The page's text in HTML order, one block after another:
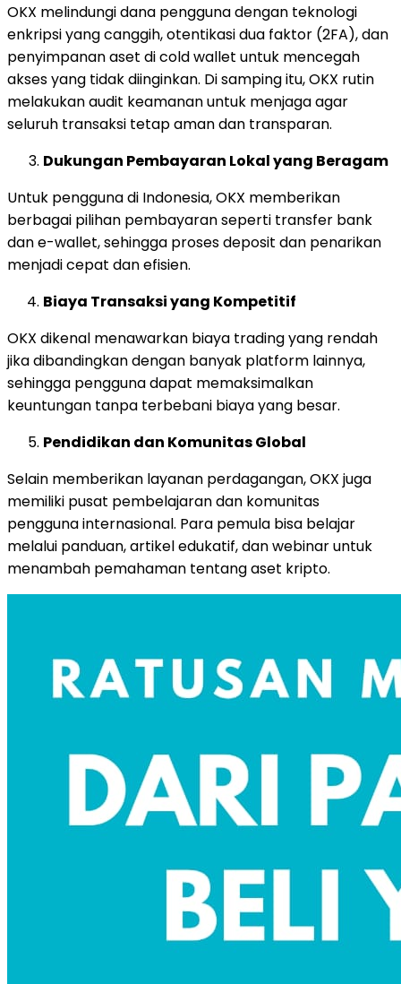
OKX melindungi dana pengguna dengan teknologi
enkripsi yang canggih, otentikasi dua faktor (2FA), dan
penyimpanan aset di cold wallet untuk mencegah
akses yang tidak diinginkan. Di samping itu, OKX rutin
melakukan audit keamanan untuk menjaga agar
seluruh transaksi tetap aman dan transparan.
Dukungan Pembayaran Lokal yang Beragam
Untuk pengguna di Indonesia, OKX memberikan
berbagai pilihan pembayaran seperti transfer bank
dan e-wallet, sehingga proses deposit dan penarikan
menjadi cepat dan efisien.
Biaya Transaksi yang Kompetitif
OKX dikenal menawarkan biaya trading yang rendah
jika dibandingkan dengan banyak platform lainnya,
sehingga pengguna dapat memaksimalkan
keuntungan tanpa terbebani biaya yang besar.
Pendidikan dan Komunitas Global
Selain memberikan layanan perdagangan, OKX juga
memiliki pusat pembelajaran dan komunitas
pengguna internasional. Para pemula bisa belajar
melalui panduan, artikel edukatif, dan webinar untuk
menambah pemahaman tentang aset kripto.